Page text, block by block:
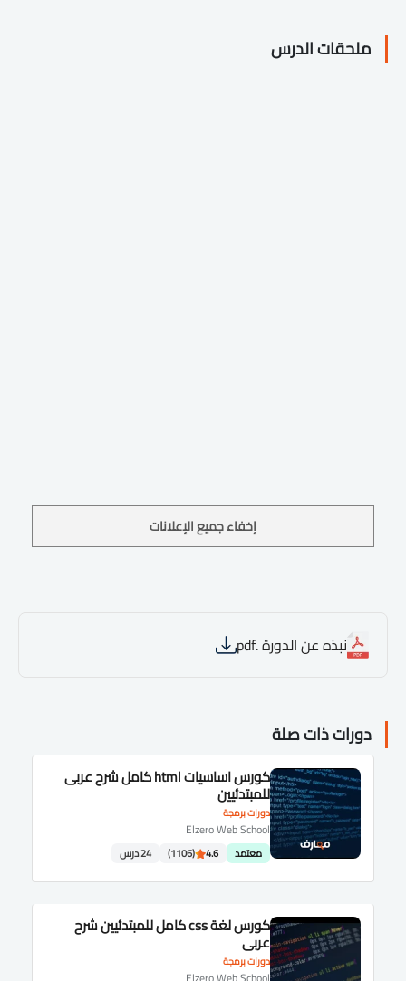
ملحقات الدرس
إخفاء جميع الإعلانات
نبذه عن الدورة .pdf
دورات ذات صلة
دورات برمجة
كورس اساسيات html كامل شرح عربى
للمبتدئيين
Elzero Web School
معتمد 4.6
(1106) 24 درس
دورات برمجة
كورس لغة css كامل للمبتدئيين شرح
عربى